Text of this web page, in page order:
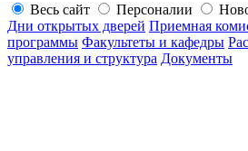
Весь сайт Персоналии
Дни открытых дверей Приемная
программы Факультеты и кафедры
управления и структура Документы